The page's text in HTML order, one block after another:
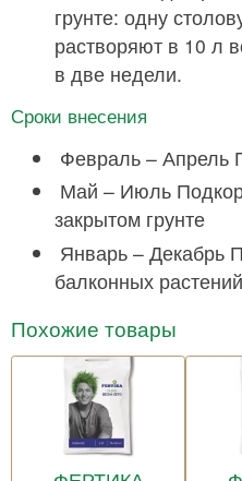
грунте: одну
растворяют в 10 л
в две недели.
Сроки внесения
Февраль – Апрель
Май – Июль
закрытом грунте
Январь – Декабрь
балконных растений
Похожие товары